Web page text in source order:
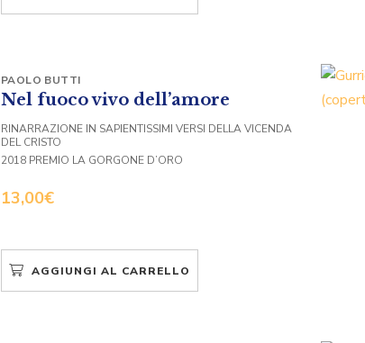
Nel fuoco vivo dell’amore
13,00€
PAOLO BUTTI
RINARRAZIONE IN SAPIENTISSIMI VERSI DELLA VICENDA
DEL CRISTO
2018 PREMIO LA GORGONE D’ORO
AGGIUNGI AL CARRELLO